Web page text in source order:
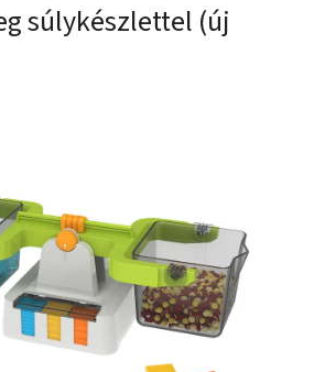
súlykészlettel (új